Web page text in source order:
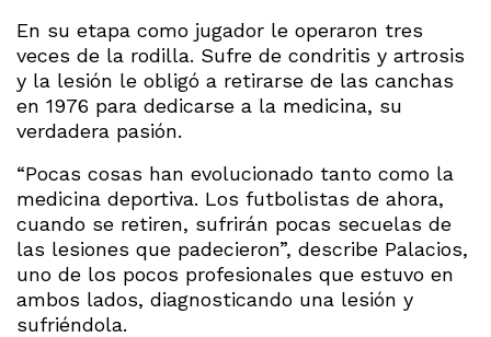
En su etapa como jugador le operaron tres
veces de la rodilla. Sufre de condritis y artrosis
y la lesión le obligó a retirarse de las canchas
en 1976 para dedicarse a la medicina, su
verdadera pasión.
“Pocas cosas han evolucionado tanto como la
medicina deportiva. Los futbolistas de ahora,
cuando se retiren, sufrirán pocas secuelas de
las lesiones que padecieron”, describe Palacios,
uno de los pocos profesionales que estuvo en
ambos lados, diagnosticando una lesión y
sufriéndola.